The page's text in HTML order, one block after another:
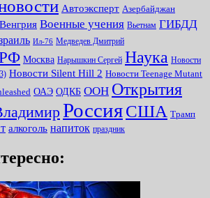
Автоэксперт Азербайджан
Венгрия Военные учения Вьетнам ГИБДД
Ил-76 Медведев Дмитрий
Москва Нарышкин Сергей Наука Новости
Новости Silent Hill 2 Новости Teenage Mutant
ОАЭ ОДКБ ООН Открытия
РоссияСША Трамп
алкоголь напиток праздник